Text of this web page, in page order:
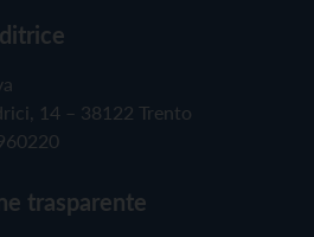
14 – 38122 Trento
trasparente